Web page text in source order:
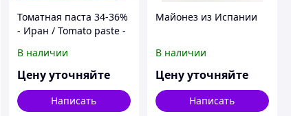
Томатная паста 34-36%
- Иран / Tomato paste -
В наличии
Цену уточняйте
Написать
Майонез из Испании
В наличии
Цену уточняйте
Написать